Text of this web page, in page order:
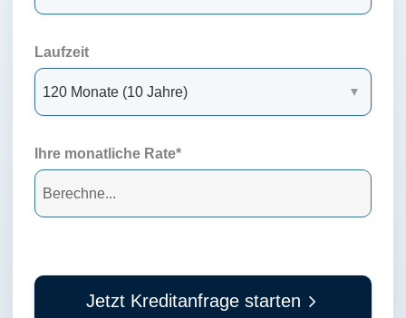
Laufzeit
Ihre monatliche Rate*
Jetzt Kreditanfrage starten